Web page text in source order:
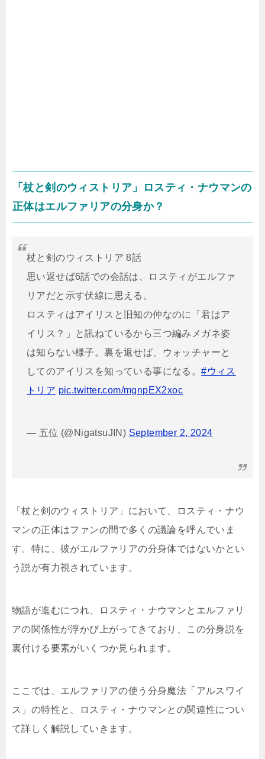
「杖と剣のウィストリア」ロスティ・ナウマンの
正体はエルファリアの分身か？
杖と剣のウィストリア 8話
思い返せば6話での会話は、ロスティがエルファ
リアだと示す伏線に思える。
ロスティはアイリスと旧知の仲なのに「君はア
イリス？」と訊ねているから三つ編みメガネ姿
は知らない様子。裏を返せば、ウォッチャーと
してのアイリスを知っている事になる。#ウィス
トリア pic.twitter.com/mgnpEX2xoc
— 五位 (@NigatsuJIN) September 2, 2024
「杖と剣のウィストリア」において、ロスティ・ナウ
マンの正体はファンの間で多くの議論を呼んでいま
す。特に、彼がエルファリアの分身体ではないかとい
う説が有力視されています。
物語が進むにつれ、ロスティ・ナウマンとエルファリ
アの関係性が浮かび上がってきており、この分身説を
裏付ける要素がいくつか見られます。
ここでは、エルファリアの使う分身魔法「アルスワイ
ス」の特性と、ロスティ・ナウマンとの関連性につい
て詳しく解説していきます。